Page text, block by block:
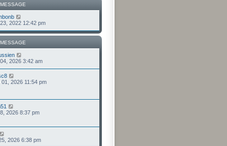
2022 12:42 pm
2026 3:42 am
2026 11:54 pm
2026 8:37 pm
2026 6:38 pm